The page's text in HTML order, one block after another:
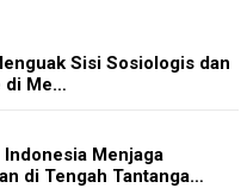
Sisi Sosiologis dan
di Me…
Menjaga
di Tengah Tantanga…